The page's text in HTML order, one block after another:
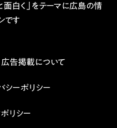
面白く」をテーマに広島の情
です
広告掲載について
シーポリシー
リシー